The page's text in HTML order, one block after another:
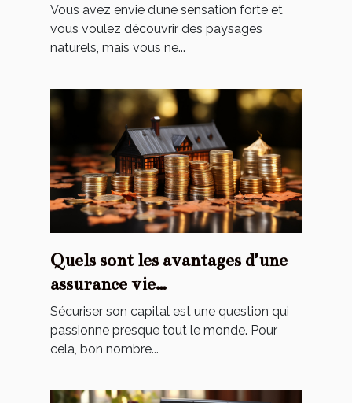
Vous avez envie d’une sensation forte et
vous voulez découvrir des paysages
naturels, mais vous ne...
Quels sont les avantages d’une
assurance vie
luxembourgeoise ?
Sécuriser son capital est une question qui
passionne presque tout le monde. Pour
cela, bon nombre...